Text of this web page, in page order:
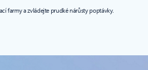
farmy a zvládejte prudké nárůsty poptávky.